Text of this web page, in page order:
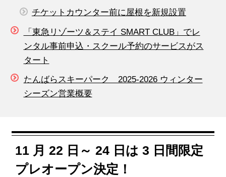
チケットカウンター前に屋根を新規設置
「東急リゾーツ＆ステイ SMART CLUB」でレ
ンタル事前申込・スクール予約のサービスがス
タート
たんばらスキーパーク 2025-2026 ウィンター
シーズン営業概要
11 月 22 日～ 24 日は 3 日間限定
プレオープン決定！